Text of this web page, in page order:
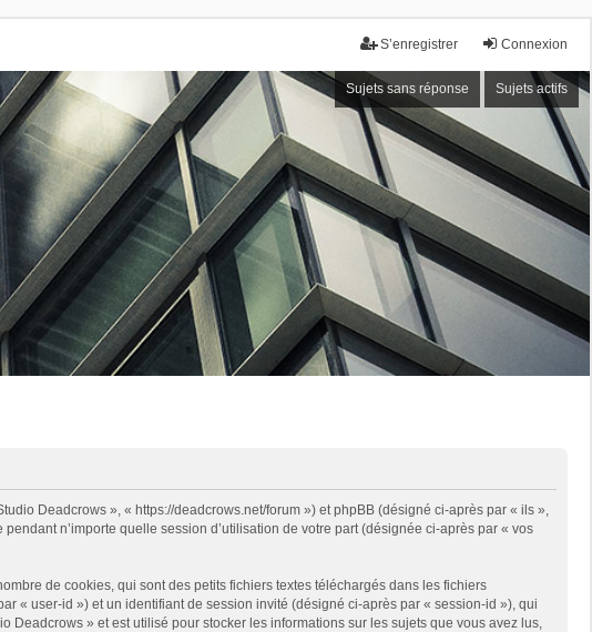
Connexion
S’enregistrer
Sujets sans réponse Sujets actifs
Deadcrows », « https://deadcrows.net/forum ») et phpBB (désigné ci-après par « ils »,
n’importe quelle session d’utilisation de votre part (désignée ci-après par « vos
de cookies, qui sont des petits fichiers textes téléchargés dans les fichiers
« user-id ») et un identifiant de session invité (désigné ci-après par « session-id »), qui
» et est utilisé pour stocker les informations sur les sujets que vous avez lus,